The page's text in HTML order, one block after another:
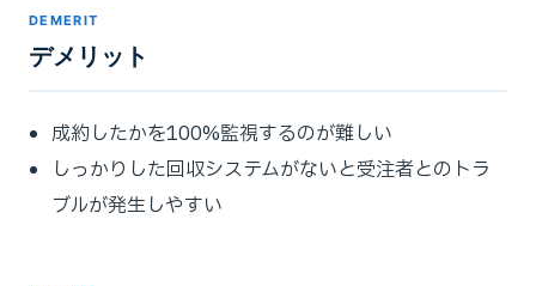
DEMERIT
デメリット
成約したかを100%監視するのが難しい
しっかりした回収システムがないと受注者とのトラ
ブルが発生しやすい